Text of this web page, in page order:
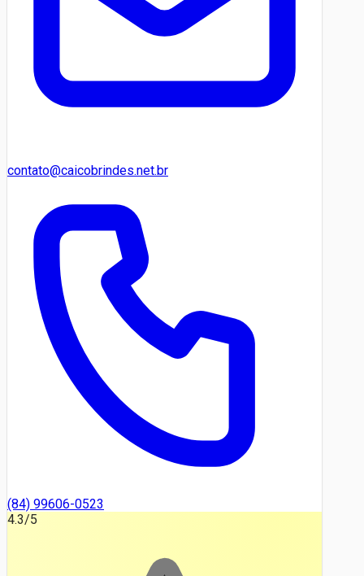
contato@caicobrindes.net.br
(84) 99606-0523
4.3/5